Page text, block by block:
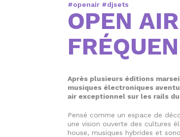
#openair #djsets
OPEN
Après plusieurs éditions
musiques électroniques
air exceptionnel sur les rails du
Pensé comme un espace de
une vision ouverte des cultures
house, musiques hybrides et